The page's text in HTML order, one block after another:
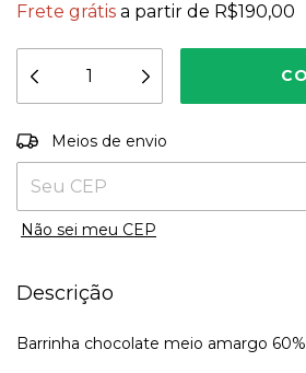
Frete grátis a partir de R$190,00
Entregas para o CEP:
Meios de envio
Não sei meu CEP
Descrição
Barrinha chocolate meio amargo 60%